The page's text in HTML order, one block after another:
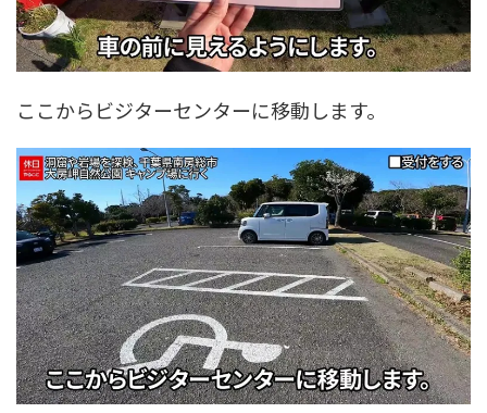
ここからビジターセンターに移動します。